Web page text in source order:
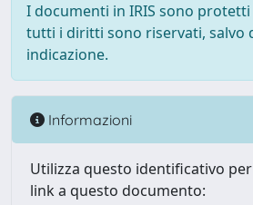
I documenti in IRIS sono
tutti i diritti sono riservati, salvo
indicazione.
Informazioni
Utilizza questo identificativo
link a questo documento: